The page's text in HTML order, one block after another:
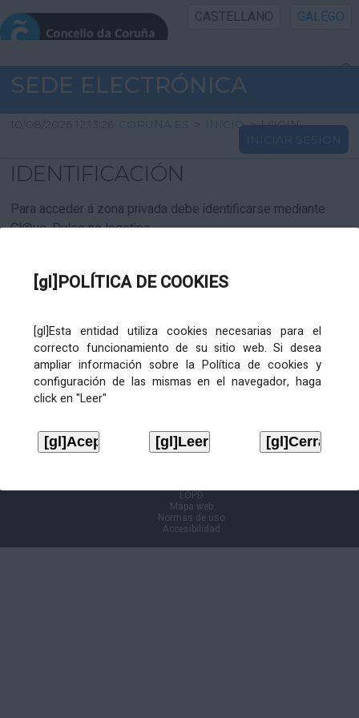
[gl]POLÍTICA DE COOKIES
[gl]Esta entidad utiliza cookies necesarias para el
correcto funcionamiento de su sitio web. Si desea
ampliar información sobre la Política de cookies y
configuración de las mismas en el navegador, haga
click en "Leer"
CASTELLANO GALEGO
INICIO SEDE
INICIO
INFORMACIÓN PÚBLICA
CARTAFOL CIDADÁN
SEDE ELECTRÓNICA
10/08/2026 12:13:26 CORUNA.ES > INICIO > LOGIN
INICIAR SESIÓN
IDENTIFICACIÓN
Para acceder á zona privada debe identificarse mediante
Cl@ve. Pulse no logotipo
LOPD
Mapa web
Normas de uso
Accesibilidad